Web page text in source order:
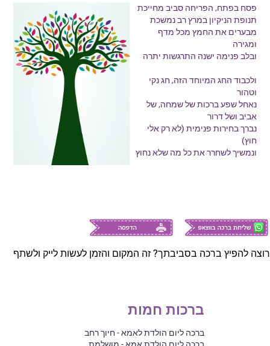
פסח בפתח, הפריחה סביב מחייכת
תנופת הניקיון במרץ רב נמשכת
מבערים את החמץ מכל מדף
ומגירה
ובלב פנימה ישנה התרגשות יתרה
ולכבוד החג המיוחד הזה, חג נקי
וטהור
נאחל שפע ברכות של שמחה, של
אביב ושל דרור
נברך בחירות פנימית (לא רק אלי
חוץ)
ונמשיך לשחרר את כל מה שלא נחוץ
רוצה להפיץ ברכה בסביבתך? זה המקום והזמן לעשות לייק ולשתף
ברכות חמות
ברכה ליום הולדת לאמא - חיוך רחב